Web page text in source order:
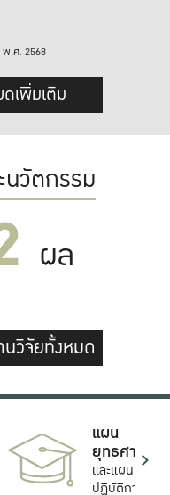
.ศ. 2568
ดเพิ่มเติม
นวัตกรรม
ผล
นวิจัยทั้งหมด
แผน
ยุทธศาสตร์
และแผน
ปฏิบัติการ